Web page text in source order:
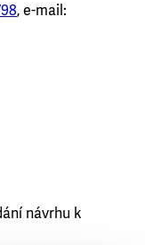
, e-mail:
návrhu k